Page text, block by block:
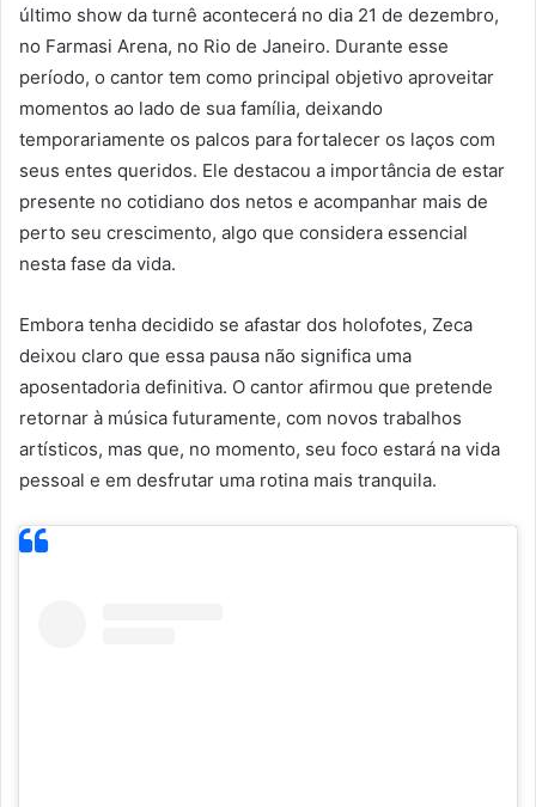
último show da turnê acontecerá no dia 21 de dezembro,
no Farmasi Arena, no Rio de Janeiro. Durante esse
período, o cantor tem como principal objetivo aproveitar
momentos ao lado de sua família, deixando
temporariamente os palcos para fortalecer os laços com
seus entes queridos. Ele destacou a importância de estar
presente no cotidiano dos netos e acompanhar mais de
perto seu crescimento, algo que considera essencial
nesta fase da vida.
Embora tenha decidido se afastar dos holofotes, Zeca
deixou claro que essa pausa não significa uma
aposentadoria definitiva. O cantor afirmou que pretende
retornar à música futuramente, com novos trabalhos
artísticos, mas que, no momento, seu foco estará na vida
pessoal e em desfrutar uma rotina mais tranquila.